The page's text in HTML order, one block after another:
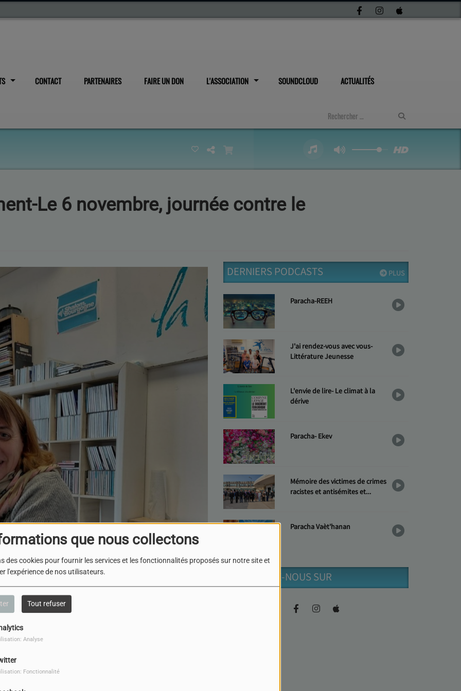
que nous collectons
des cookies pour fournir les services et les fonctionnalités proposés sur notre site et
l'expérience de nos utilisateurs.
Tout refuser
Analyse
Fonctionnalité
CONTACT PARTENAIRES FAIRE UN DON L'ASSOCIATION SOUNDCLOUD ACTUALITÉS
Le 6 novembre, journée contre le
PLUS
DERNIERS PODCASTS
Paracha-REEH
J'ai rendez-vous avec vous-
Littérature Jeunesse
L'envie de lire- Le climat à la
dérive
Paracha- Ekev
Mémoire des victimes de crimes
racistes et antisémites et
Paracha Vaèt'hanan
RETROUVEZ-NOUS SUR